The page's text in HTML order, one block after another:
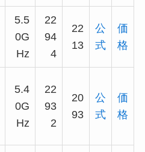
5.5
0G
Hz
22
94
4
22
13
公
式
価
格
5.4
0G
Hz
22
93
2
20
93
公
式
価
格